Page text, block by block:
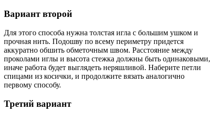
Вариант второй
Для этого способа нужна толстая игла с большим ушком и
прочная нить. Подошву по всему периметру придется
аккуратно обшить обметочным швом. Расстояние между
проколами иглы и высота стежка должны быть одинаковыми,
иначе работа будет выглядеть неряшливой. Наберите петли
спицами из косички, и продолжите вязать аналогично
первому способу.
Третий вариант